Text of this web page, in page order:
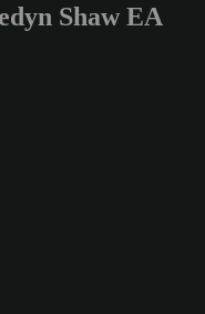
or numbers
Shaw EA